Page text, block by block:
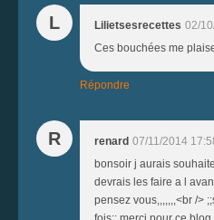
L Lilietsesrecettes 02/
Ces bouchées me
Répondre
R renard 07/11/2014
bonsoir j aurais
devrais les faire a l
pensez vous,,,,,,,<br />